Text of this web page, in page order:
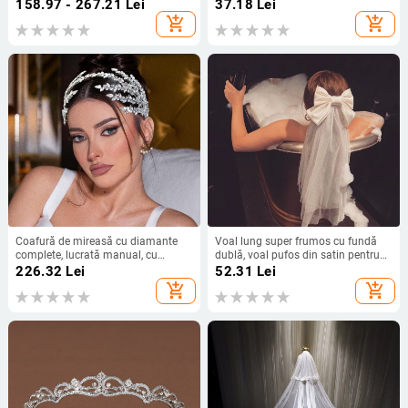
158.97 - 267.21 Lei
add_shopping_cart
mireasă coafură vintage agrafă de
păr cu frunze bijuterii pentru
37.18 Lei
add_shopping_cart
Coafură de mireasă cu diamante
complete, lucrată manual, cu
strasuri, coroană de păr, accesorii
de păr pentru petrecere de nuntă
DZ090
226.32 Lei
add_shopping_cart
Voal lung super frumos cu fundă
dublă, voal pufos din satin pentru
mireasă franceză, fotografie de
52.31 Lei
add_shopping_cart